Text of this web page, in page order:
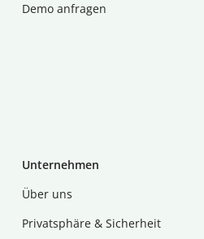
Demo anfragen
Unternehmen
Über uns
Privatsphäre & Sicherheit